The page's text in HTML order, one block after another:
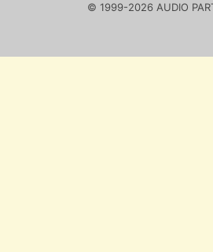
© 1999-2026 AUDIO